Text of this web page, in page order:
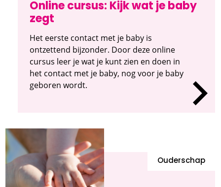
Online cursus: Kijk wat je baby
zegt
Het eerste contact met je baby is
ontzettend bijzonder. Door deze online
cursus leer je wat je kunt zien en doen in
het contact met je baby, nog voor je baby
geboren wordt.
Ouderschap